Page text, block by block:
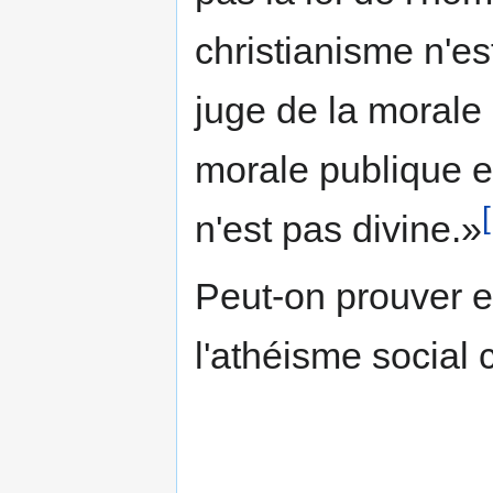
christianisme
juge de la
morale publique
n'est pas divine.»
Peut-on prouver
l'athéisme social